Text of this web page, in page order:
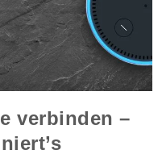
verbinden –